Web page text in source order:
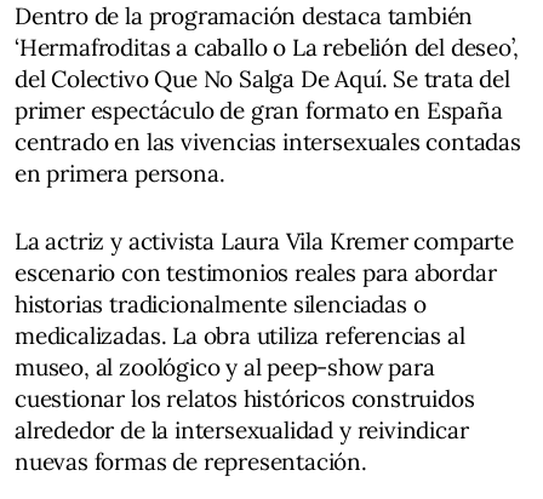
Dentro de la programación destaca también
‘Hermafroditas a caballo o La rebelión del deseo’,
del Colectivo Que No Salga De Aquí. Se trata del
primer espectáculo de gran formato en España
centrado en las vivencias intersexuales contadas
en primera persona.
La actriz y activista Laura Vila Kremer comparte
escenario con testimonios reales para abordar
historias tradicionalmente silenciadas o
medicalizadas. La obra utiliza referencias al
museo, al zoológico y al peep-show para
cuestionar los relatos históricos construidos
alrededor de la intersexualidad y reivindicar
nuevas formas de representación.